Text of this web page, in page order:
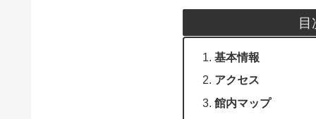
目
基本情報
アクセス
館内マップ